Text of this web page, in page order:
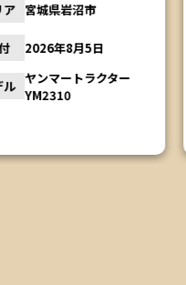
城県岩沼市
年8月5日
ンマートラクター